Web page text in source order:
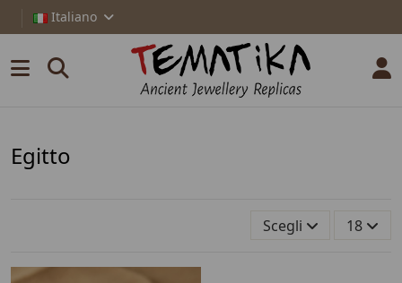
Italiano
Egitto
Scegli 18